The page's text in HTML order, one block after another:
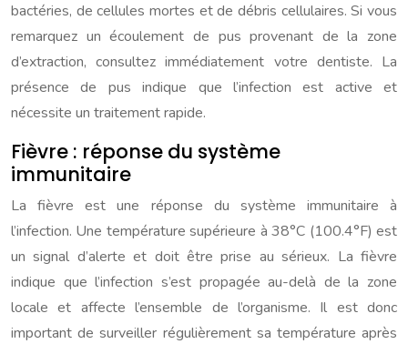
bactéries, de cellules mortes et de débris cellulaires. Si vous
remarquez un écoulement de pus provenant de la zone
d’extraction, consultez immédiatement votre dentiste. La
présence de pus indique que l’infection est active et
nécessite un traitement rapide.
Fièvre : réponse du système
immunitaire
La fièvre est une réponse du système immunitaire à
l’infection. Une température supérieure à 38°C (100.4°F) est
un signal d’alerte et doit être prise au sérieux. La fièvre
indique que l’infection s’est propagée au-delà de la zone
locale et affecte l’ensemble de l’organisme. Il est donc
important de surveiller régulièrement sa température après